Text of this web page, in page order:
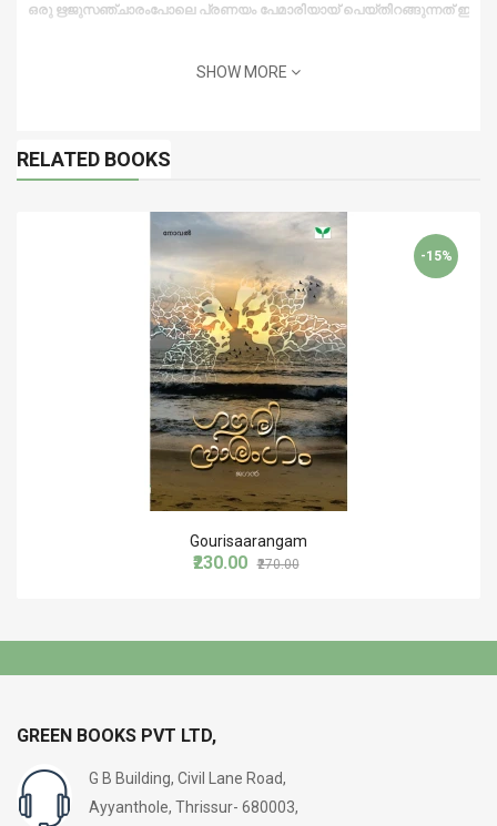
ഒരു ഋജുസഞ്ചാരംപോലെ പ്രണയം പേമാരിയായ് പെയ്തിറങ്ങുന്നത് ഈ
SHOW MORE
RELATED BOOKS
-15%
Gourisaarangam
₹230.00 ₹270.00
GREEN BOOKS PVT LTD,
G B Building, Civil Lane Road,
Ayyanthole, Thrissur- 680003,